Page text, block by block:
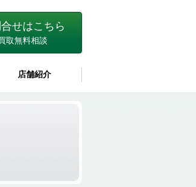
せはこちら
取無料相談
店舗紹介